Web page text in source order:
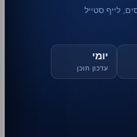
לייף סטייל
יומי
עדכון תוכן